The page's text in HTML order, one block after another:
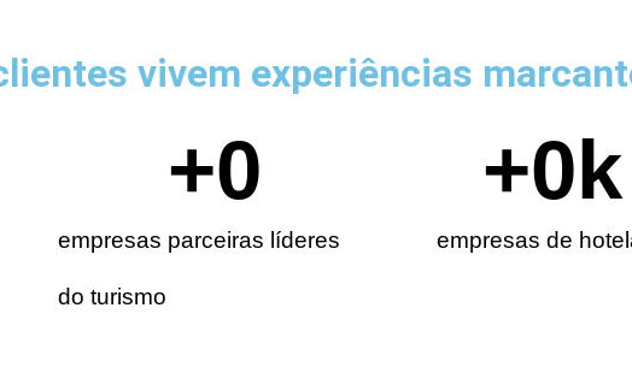
vivem experiências
empresas parceiras líderes
do turismo
+0
empresas de
+0k